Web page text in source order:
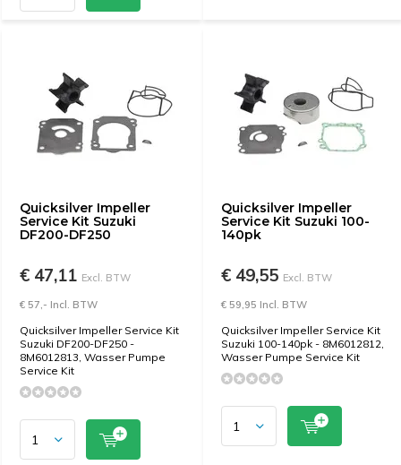
Quicksilver Impeller
Service Kit Suzuki
DF200-DF250
€ 47,11 Excl. BTW
€ 57,- Incl. BTW
Quicksilver Impeller Service Kit
Suzuki DF200-DF250 -
8M6012813, Wasser Pumpe
Service Kit
Quicksilver Impeller
Service Kit Suzuki 100-
140pk
€ 49,55 Excl. BTW
€ 59,95 Incl. BTW
Quicksilver Impeller Service Kit
Suzuki 100-140pk - 8M6012812,
Wasser Pumpe Service Kit